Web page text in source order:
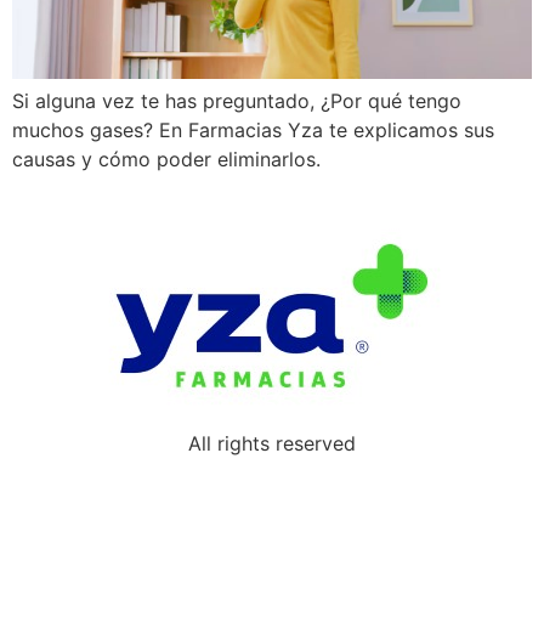
Si alguna vez te has preguntado, ¿Por qué tengo
muchos gases? En Farmacias Yza te explicamos sus
causas y cómo poder eliminarlos.
All rights reserved